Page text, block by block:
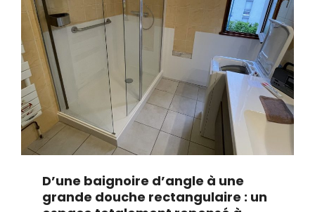
D’une baignoire d’angle à une
grande douche rectangulaire : un